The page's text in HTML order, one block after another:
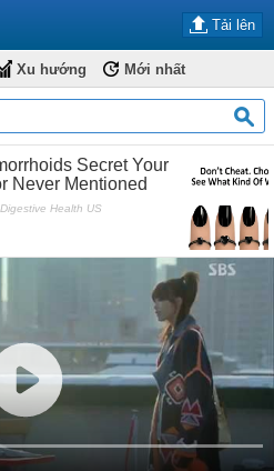
Tải lên
Xu hướng Mới nhất